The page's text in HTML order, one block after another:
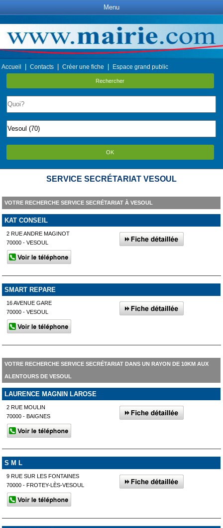
Menu
Accueil Contacts Créer une fiche Espace grand public
Rechercher
OK
SERVICE SECRÉTARIAT VESOUL
VOTRE RECHERCHE SERVICE SECRÉTARIAT À VESOUL
KAT CONSEIL
2 RUE ANDRE MAGINOT
70000 - VESOUL
SMART REPARE
16 AVENUE GARE
70000 - VESOUL
VOTRE RECHERCHE SERVICE SECRÉTARIAT DANS UN RAYON DE 10KM AUX
ALENTOURS DE VESOUL
LAURENCE MAGNIN LAROSE
2 RUE MOULIN
70000 - BAIGNES
S M L
9 RUE SUR LES FONTAINES
70000 - FROTEY-LÈS-VESOUL